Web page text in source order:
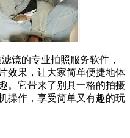
镜的专业拍照服务软件，
效果，让大家简单便捷地体
。它带来了别具一格的拍摄
操作，享受简单又有趣的玩